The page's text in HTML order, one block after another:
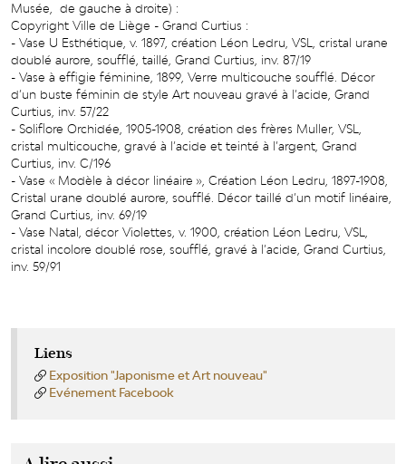
Musée, de gauche à droite) :
Copyright Ville de Liège - Grand Curtius :
- Vase U Esthétique, v. 1897, création Léon Ledru, VSL, cristal urane
doublé aurore, soufflé, taillé, Grand Curtius, inv. 87/19
- Vase à effigie féminine, 1899, Verre multicouche soufflé. Décor
d’un buste féminin de style Art nouveau gravé à l’acide, Grand
Curtius, inv. 57/22
- Soliflore Orchidée, 1905-1908, création des frères Muller, VSL,
cristal multicouche, gravé à l’acide et teinté à l’argent, Grand
Curtius, inv. C/196
- Vase « Modèle à décor linéaire », Création Léon Ledru, 1897-1908,
Cristal urane doublé aurore, soufflé. Décor taillé d’un motif linéaire,
Grand Curtius, inv. 69/19
- Vase Natal, décor Violettes, v. 1900, création Léon Ledru, VSL,
cristal incolore doublé rose, soufflé, gravé à l’acide, Grand Curtius,
inv. 59/91
Liens
Exposition "Japonisme et Art nouveau"
Evénement Facebook